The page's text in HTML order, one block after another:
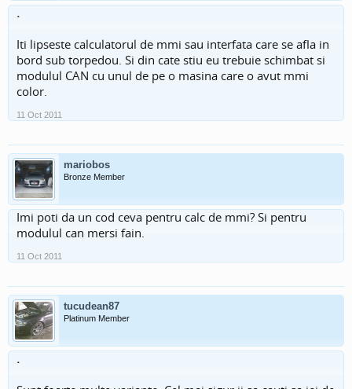
.
Iti lipseste calculatorul de mmi sau interfata care se afla in
bord sub torpedou. Si din cate stiu eu trebuie schimbat si
modulul CAN cu unul de pe o masina care o avut mmi
color.
11 Oct 2011
mariobos
Bronze Member
Imi poti da un cod ceva pentru calc de mmi? Si pentru
modulul can mersi fain.
11 Oct 2011
tucudean87
Platinum Member
.